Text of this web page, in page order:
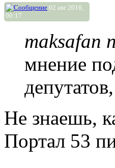
02 авг 2016,
00:17
maksafan
мнение
Не знаешь,
Портал 53